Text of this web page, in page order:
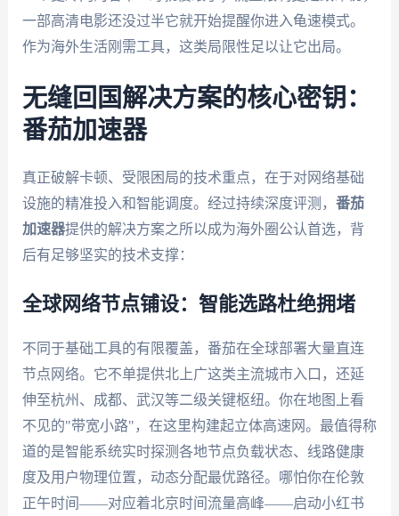
一部高清电影还没过半它就开始提醒你进入龟速模式。
作为海外生活刚需工具，这类局限性足以让它出局。
无缝回国解决方案的核心密钥：
番茄加速器
真正破解卡顿、受限困局的技术重点，在于对网络基础
设施的精准投入和智能调度。经过持续深度评测， 番茄
加速器提供的解决方案之所以成为海外圈公认首选，背
后有足够坚实的技术支撑：
全球网络节点铺设：智能选路杜绝拥堵
不同于基础工具的有限覆盖，番茄在全球部署大量直连
节点网络。它不单提供北上广这类主流城市入口，还延
伸至杭州、成都、武汉等二级关键枢纽。你在地图上看
不见的"带宽小路"，在这里构建起立体高速网。最值得称
道的是智能系统实时探测各地节点负载状态、线路健康
度及用户物理位置，动态分配最优路径。哪怕你在伦敦
正午时间——对应着北京时间流量高峰——启动小红书